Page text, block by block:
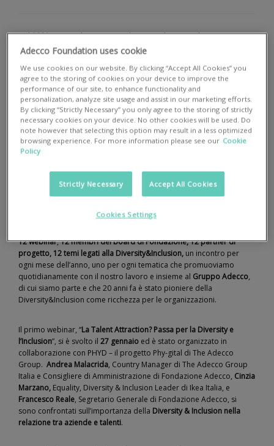
Nel2001nasceva la nostra Fondazione Adecco per le Pari
Opportunità, uno dei primi esempi in Italia di ente completamente
In questi20 anni sono stati innumerevoli i percorsi di educazione e
orientamento avviati, i corsi di formazione erogati, le partnership
costruite con altre associazioni del terzo settore e con le aziende, a
cui si aggiungono le attività di sensibilizzazione, di informazione, gli
studi, le ricerche e le pubblicazioni. Tante iniziative che ci hanno
permesso di aiutare e migliorare la vita di molte persone in
condizioni di svantaggio.
Nel corso del 2021 vogliamo ripercorrere tutte queste tappe e
guardare alle nuove sfide che ci attendono. Per farlo abbiamo
preparato un percorso d’eccezione.
12 webinar,12 membri del board di Fondazione, 12 partner di
progetto, 12 temi legati alla Diversity&Inclusion, un incontro per
ogni mese dell’anno, uno per ogni tematica che promuoviamo
quotidianamente con il nostro lavoro e insieme al Gruppo Adecco,
di cui siamo parte e che 20 anni fa è stato pioniere della
Diversity&Inclusion come ricchezza per le organizzazioni.
Il primo webinar, “La Talent Attraction? Passa per la Diversity e
l’Inclusion”, si è svolto il 27 gennaio ed è stato organizzato in
collaborazione con PHYD – il progetto Phy-gital di The Adecco
Group. Andrea Malacrida, Country Manager di The Adecco Group
Italia e Consigliere di Amministrazione di Fondazione Adecco, Cinzia
Marzano, Equality, Diversity & Inclusion Leader di Ikea Italia, e
Francesco Reale, Segretario Generale di Fondazione Adecco, si
sono confrontati sull’importanza della Diversity & Inclusion nella
relazione tra aziende e talenti.
Adecco Foundation uses cookie
We use cookies on our website. By clicking “Accept All Cookies” you
agree to the storing of cookies on your device to improve the
performance of our site, to enhance functionality and
personalization, analyze site usage and assist in our marketing efforts.
By clicking “Strictly Necessary” you only agree to the storing of strictly
necessary cookies on your device. No other cookies will be used. Do
note however that selecting this option may result in a less optimized
browsing experience. For more information please see our Cookie
Policy
Strictly Necessary Accept All Cookies
Cookies Settings